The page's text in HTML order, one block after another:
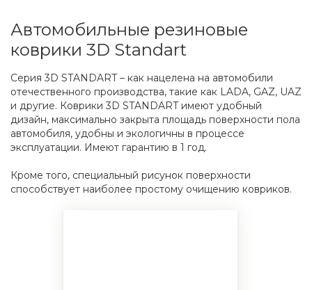
Автомобильные резиновые
коврики 3D Standart
Серия 3D STANDART – как нацелена на автомобили
отечественного производства, такие как LADA, GAZ, UAZ
и другие. Коврики 3D STANDART имеют удобный
дизайн, максимально закрыта площадь поверхности пола
автомобиля, удобны и экологичны в процессе
эксплуатации. Имеют гарантию в 1 год.
Кроме того, специальный рисунок поверхности
способствует наиболее простому очищению ковриков.